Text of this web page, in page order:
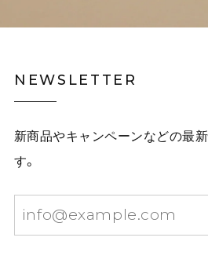
NEWSLETTER
新商品やキャンペーンなどの最
す。